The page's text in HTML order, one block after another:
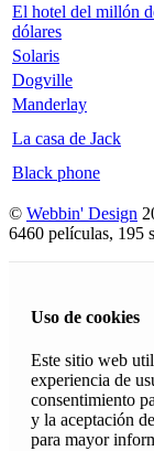
El hotel del millón
dólares
Solaris
Dogville
Manderlay
La casa de Jack
Black phone
© Webbin' Design
6460 películas, 195
Uso de cookies
Este sitio web
experiencia de
consentimiento
y la aceptación
para mayor